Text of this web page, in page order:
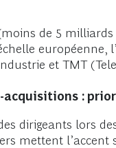
de 5
européenne,
et TMT
acquisitions :
dirigeants lors
mettent